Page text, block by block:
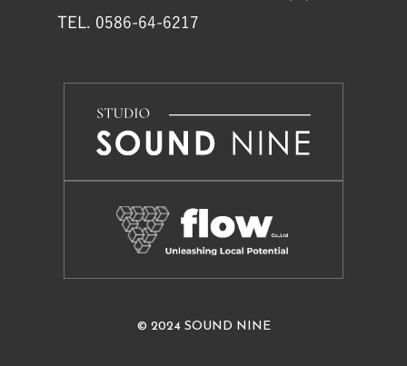
TEL. 0586-64-6217
© 2024 SOUND NINE